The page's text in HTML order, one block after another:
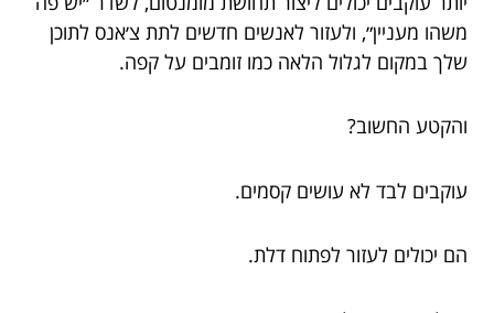
משהו מעניין״, ולעזור לאנשים חדשים לתת צ׳אנס לתוכן
שלך במקום לגלול הלאה כמו זומבים על קפה.
והקטע החשוב?
עוקבים לבד לא עושים קסמים.
הם יכולים לעזור לפתוח דלת.